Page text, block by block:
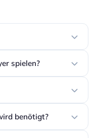
spielen?
benötigt?